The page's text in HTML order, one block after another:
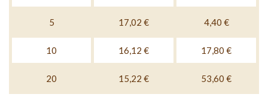
5 17,02 € 4,40 €
10 16,12 € 17,80 €
20 15,22 € 53,60 €